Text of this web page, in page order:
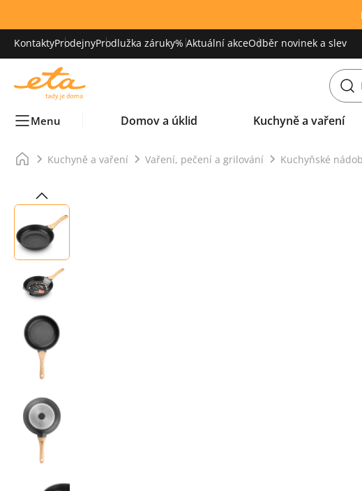
KontaktyProdejnyProdlužka záruky% Aktuální akceOdběr novinek a slev
Menu Domov a úklid Kuchyně a vaření
Kuchyně a vaření Vaření, pečení a grilování Kuchyňské